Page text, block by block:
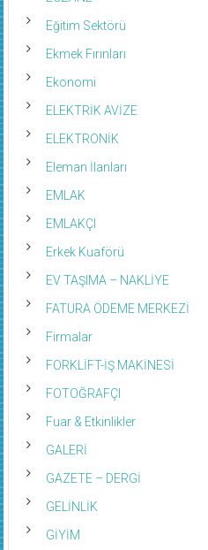
Eğitim Sektörü
Ekmek Fırınları
Ekonomi
ELEKTRİK AVİZE
ELEKTRONİK
Eleman İlanları
EMLAK
EMLAKÇI
Erkek Kuaförü
EV TAŞIMA – NAKLİYE
FATURA ÖDEME MERKEZİ
Firmalar
FORKLİFT-İŞ MAKİNESİ
FOTOĞRAFÇI
Fuar & Etkinlikler
GALERİ
GAZETE – DERGİ
GELİNLİK
GİYİM